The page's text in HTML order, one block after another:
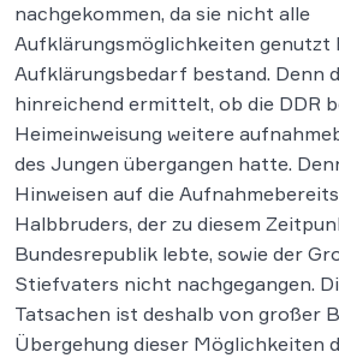
nachgekommen, da sie nicht alle
Aufklärungsmöglichkeiten genutzt
Aufklärungsbedarf bestand. Denn
hinreichend ermittelt, ob die DDR
Heimeinweisung weitere
des Jungen übergangen hatte.
Hinweisen auf die
Halbbruders, der zu diesem
Bundesrepublik lebte, sowie der
Stiefvaters nicht nachgegangen.
Tatsachen ist deshalb von großer
Übergehung dieser Möglichkeiten